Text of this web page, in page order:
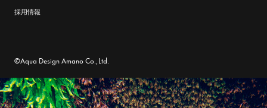
採用情報
©Aqua Design Amano Co.,Ltd.